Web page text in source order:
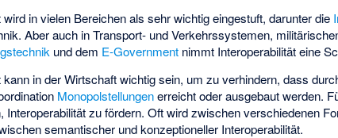
wird in vielen Bereichen als sehr wichtig eingestuft, darunter die
Aber auch in Transport- und Verkehrssystemen,
und dem E-Government nimmt Interoperabilität eine
kann in der Wirtschaft wichtig sein, um zu verhindern, dass
Monopolstellungenerreicht oder ausgebaut werden.
Interoperabilität zu fördern. Oft wird zwischen verschiedenen
semantischer und konzeptioneller Interoperabilität.